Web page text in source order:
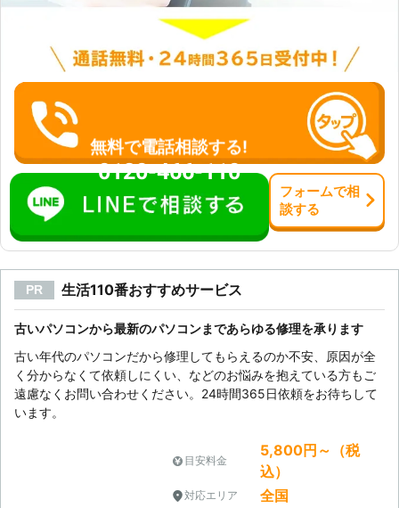
無料で電話相談する!
0120-466-110
フォームで相
談する
PR 生活110番おすすめサービス
古いパソコンから最新のパソコンまであらゆる修理を承ります
古い年代のパソコンだから修理してもらえるのか不安、原因が全
く分からなくて依頼しにくい、などのお悩みを抱えている方もご
遠慮なくお問い合わせください。24時間365日依頼をお待ちして
います。
目安料金
5,800円～（税
込）
対応エリア 全国